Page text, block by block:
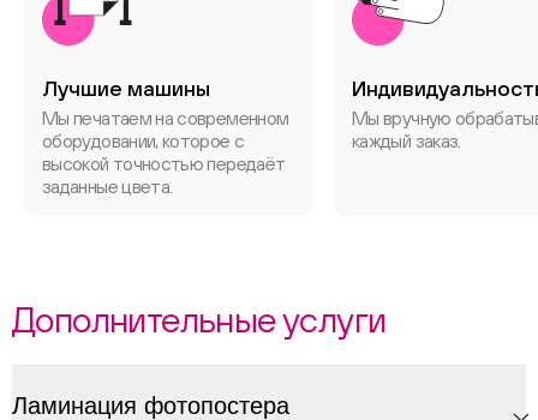
Лучшие машины
Мы печатаем на современном
оборудовании, которое с
высокой точностью передаёт
заданные цвета.
Мы вручную
каждый заказ.
Дополнительные услуги
Ламинация фотопостера